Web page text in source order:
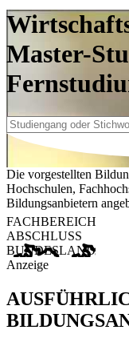
Master-
Die vorgestellten
Hochschulen,
Bildungsanbietern
FACHBEREICH
ABSCHLUSS
BUNDESLAND
Anzeige